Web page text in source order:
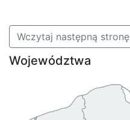
Wczytaj następną stronę
Województwa